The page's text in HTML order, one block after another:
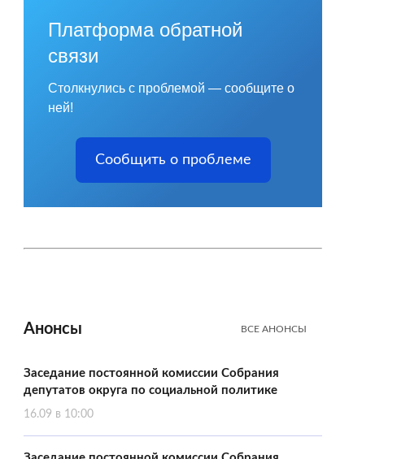
Платформа обратной
связи
Столкнулись с проблемой — сообщите о
ней!
Сообщить о проблеме
Анонсы ВСЕ АНОНСЫ
Заседание постоянной комиссии Собрания
депутатов округа по социальной политике
16.09 в 10:00